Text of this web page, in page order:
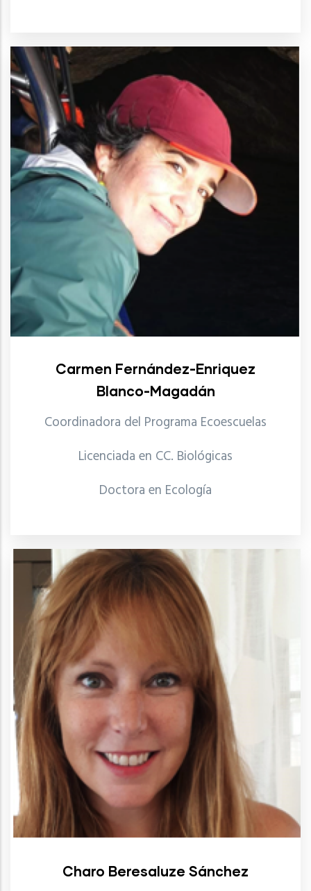
Carmen Fernández-Enriquez
Blanco-Magadán
Coordinadora del Programa Ecoescuelas
Licenciada en CC. Biológicas
Doctora en Ecología
Charo Beresaluze Sánchez